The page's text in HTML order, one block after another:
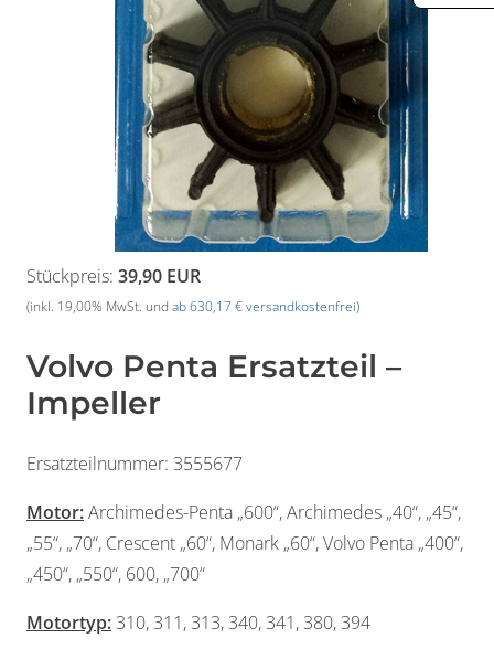
Stückpreis: 39,90 EUR
(inkl. 19,00% MwSt. und ab 630,17 € versandkostenfrei)
Volvo Penta Ersatzteil –
Impeller
Ersatzteilnummer: 3555677
Motor:Archimedes-Penta „600“, Archimedes „40“, „45“,
„55“, „70“, Crescent „60“, Monark „60“, Volvo Penta „400“,
„450“, „550“, 600, „700“
Motortyp: 310, 311, 313, 340, 341, 380, 394
Widerrufsformular
Widerruf bestätigen